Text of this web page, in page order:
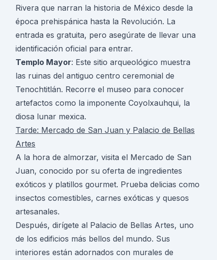
Rivera que narran la historia de México desde la
época prehispánica hasta la Revolución. La
entrada es gratuita, pero asegúrate de llevar una
identificación oficial para entrar.
Templo Mayor: Este sitio arqueológico muestra
las ruinas del antiguo centro ceremonial de
Tenochtitlán. Recorre el museo para conocer
artefactos como la imponente Coyolxauhqui, la
diosa lunar mexica.
Tarde: Mercado de San Juan y Palacio de Bellas
Artes
A la hora de almorzar, visita el Mercado de San
Juan, conocido por su oferta de ingredientes
exóticos y platillos gourmet. Prueba delicias como
insectos comestibles, carnes exóticas y quesos
artesanales.
Después, dirígete al Palacio de Bellas Artes, uno
de los edificios más bellos del mundo. Sus
interiores están adornados con murales de